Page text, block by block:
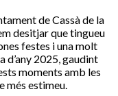
de Cassà de la
desitjar que tingueu
festes i una molt
d’any 2025, gaudint
moments amb les
més estimeu.